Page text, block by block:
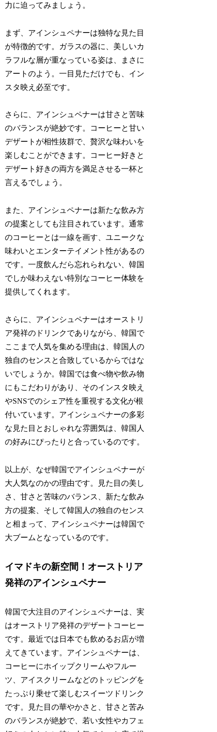
力に迫ってみましょう。
まず、アインシュペナーは独特な見た目
が特徴的です。ガラスの器に、美しいカ
ラフルな層が重なっている姿は、まさに
アートのよう。一目見ただけでも、イン
スタ映え必至です。
さらに、アインシュペナーは甘さと苦味
のバランスが絶妙です。コーヒーと甘い
デザートが相性抜群で、贅沢な味わいを
楽しむことができます。コーヒー好きと
デザート好きの両方を満足させる一杯と
言えるでしょう。
また、アインシュペナーは新たな飲み方
の提案としても注目されています。通常
のコーヒーとは一線を画す、ユニークな
味わいとエンターテイメント性があるの
です。一度飲んだら忘れられない、韓国
でしか味わえない特別なコーヒー体験を
提供してくれます。
さらに、アインシュペナーはオーストリ
ア発祥のドリンクでありながら、韓国で
ここまで人気を集める理由は、韓国人の
独自のセンスと合致しているからではな
いでしょうか。韓国では食べ物や飲み物
にもこだわりがあり、そのインスタ映え
やSNSでのシェア性を重視する文化が根
付いています。アインシュペナーの多彩
な見た目とおしゃれな雰囲気は、韓国人
の好みにぴったりと合っているのです。
以上が、なぜ韓国でアインシュペナーが
大人気なのかの理由です。見た目の美し
さ、甘さと苦味のバランス、新たな飲み
方の提案、そして韓国人の独自のセンス
と相まって、アインシュペナーは韓国で
大ブームとなっているのです。
イマドキの新空間！オーストリア
発祥のアインシュペナー
韓国で大注目のアインシュペナーは、実
はオーストリア発祥のデザートコーヒー
です。最近では日本でも飲めるお店が増
えてきています。アインシュペナーは、
コーヒーにホイップクリームやフルー
ツ、アイスクリームなどのトッピングを
たっぷり乗せて楽しむスイーツドリンク
です。見た目の華やかさと、甘さと苦み
のバランスが絶妙で、若い女性やカフェ